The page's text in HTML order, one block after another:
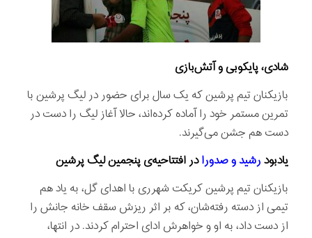
شادی، پایکوبی و آتش‌بازی
بازیکنان تیم پرشین که یک سال برای حضور در لیگ پرشین با
تمرین مستمر خود را آماده کرده‌اند، حالا آغاز لیگ را دست در
دست هم جشن می‌گیرند.
یادبودرشید و صدورادر افتتاحیه‌ی پنجمین لیگ پرشین
بازیکنان تیم پرشین کریکت شهرری با اهدای گل، به یاد هم
تیمی از دسته رفته‌شان، که بر اثر ریزش سقف خانه جانش را
از دست داد، به او و خواهرش ادای احترام کردند. در انتها،